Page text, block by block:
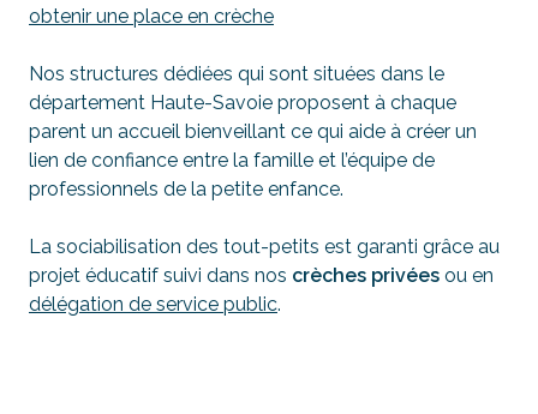
obtenir une place en crèche
Nos structures dédiées qui sont situées dans le
département Haute-Savoie proposent à chaque
parent un accueil bienveillant ce qui aide à créer un
lien de confiance entre la famille et l’équipe de
professionnels de la petite enfance.
La sociabilisation des tout-petits est garanti grâce au
projet éducatif suivi dans nos crèches privées ou en
délégation de service public.